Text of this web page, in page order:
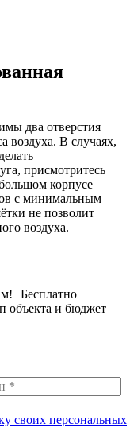
два отверстия
воздуха. В случаях,
присмотритесь
корпусе
с минимальным
не позволит
воздуха.
Бесплатно
объекта и бюджет
своих персональных